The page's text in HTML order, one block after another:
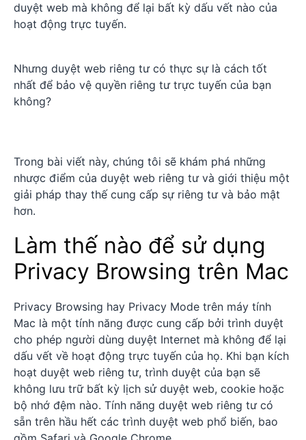
duyệt web mà không để lại bất kỳ dấu vết nào của
hoạt động trực tuyến.
Nhưng duyệt web riêng tư có thực sự là cách tốt
nhất để bảo vệ quyền riêng tư trực tuyến của bạn
không?
Trong bài viết này, chúng tôi sẽ khám phá những
nhược điểm của duyệt web riêng tư và giới thiệu một
giải pháp thay thế cung cấp sự riêng tư và bảo mật
hơn.
Làm thế nào để sử dụng
Privacy Browsing trên Mac
Privacy Browsing hay Privacy Mode trên máy tính
Mac là một tính năng được cung cấp bởi trình duyệt
cho phép người dùng duyệt Internet mà không để lại
dấu vết về hoạt động trực tuyến của họ. Khi bạn kích
hoạt duyệt web riêng tư, trình duyệt của bạn sẽ
không lưu trữ bất kỳ lịch sử duyệt web, cookie hoặc
bộ nhớ đệm nào. Tính năng duyệt web riêng tư có
sẵn trên hầu hết các trình duyệt web phổ biến, bao